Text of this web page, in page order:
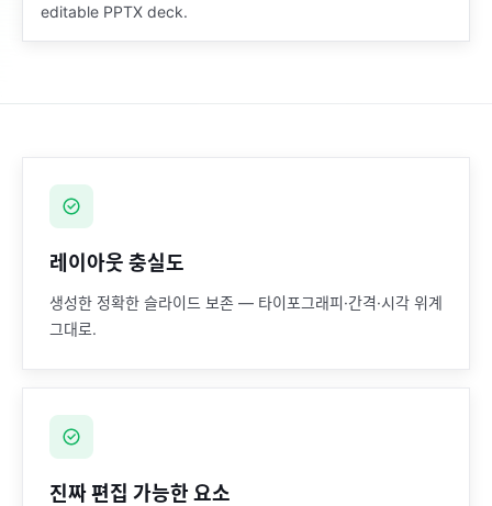
Citation notes and diagrams rebuilt
editable PPTX deck.
레이아웃 충실도
생성한 정확한 슬라이드 보존 — 타이포그래피·간격·시각 위계
그대로.
진짜 편집 가능한 요소